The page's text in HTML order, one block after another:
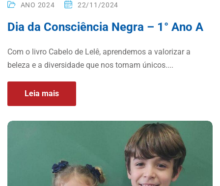
ANO 2024 22/11/2024
Dia da Consciência Negra – 1° Ano A
Com o livro Cabelo de Lelê, aprendemos a valorizar a
beleza e a diversidade que nos tornam únicos....
Leia mais